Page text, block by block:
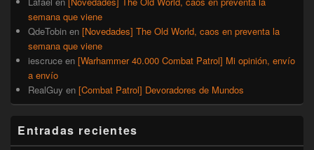
semana que viene
QdeTobin en [Novedades] The Old World, caos en preventa la
semana que viene
iescruce en [Warhammer 40.000 Combat Patrol] Mi opinión, envío
a envío
RealGuy en [Combat Patrol] Devoradores de Mundos
Entradas recientes